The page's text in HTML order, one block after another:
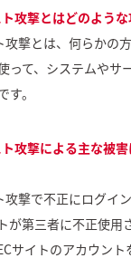
攻撃とはどのような
撃とは、何らかの
って、システムやサ
。
攻撃による主な被
撃で不正にログイ
が第三者に不正使用
サイトのアカウン